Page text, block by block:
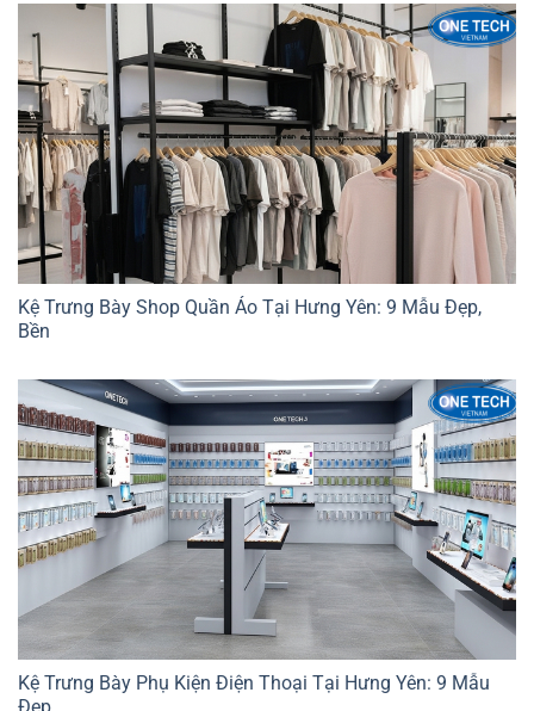
Kệ Trưng Bày Shop Quần Áo Tại Hưng Yên: 9 Mẫu Đẹp,
Bền
Kệ Trưng Bày Phụ Kiện Điện Thoại Tại Hưng Yên: 9 Mẫu